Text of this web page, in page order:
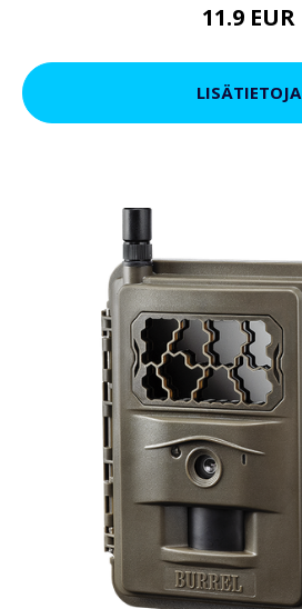
11.9 EUR
LISÄTIETOJA